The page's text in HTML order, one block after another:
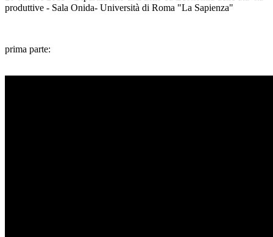
produttive - Sala Onida- Università di Roma "La Sapienza"
prima parte: